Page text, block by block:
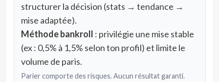
structurer la décision (stats → tendance →
mise adaptée).
Méthode bankroll : privilégie une mise stable
(ex : 0,5% à 1,5% selon ton profil) et limite le
volume de paris.
Parier comporte des risques. Aucun résultat garanti.